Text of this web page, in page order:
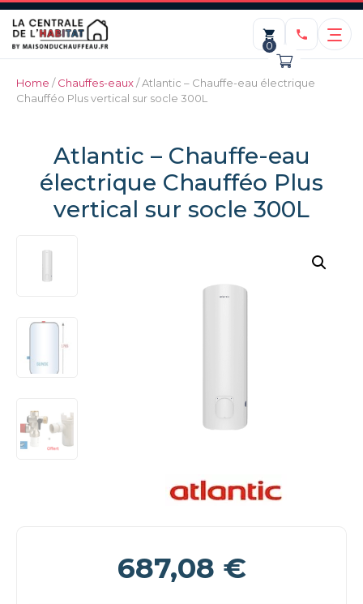
0
ADD
Home /Chauffes-eaux/ Atlantic – Chauffe-eau électrique
Chaufféo Plus vertical sur socle 300L
Atlantic – Chauffe-eau
électrique Chaufféo Plus
vertical sur socle 300L
687,08 €